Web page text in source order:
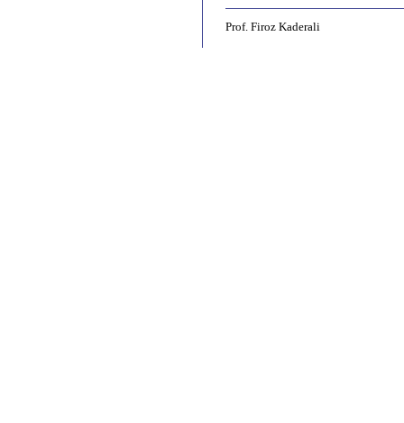
Prof. Firoz Kaderali